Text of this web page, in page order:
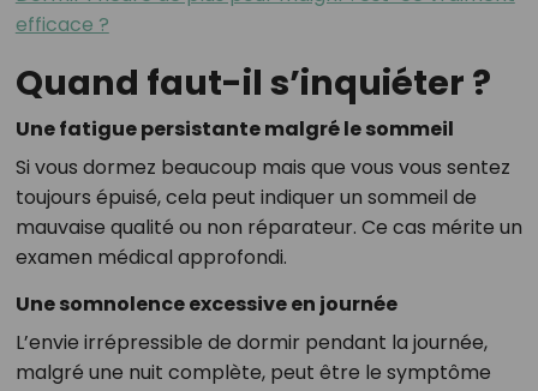
efficace ?
Quand faut-il s’inquiéter ?
Une fatigue persistante malgré le sommeil
Si vous dormez beaucoup mais que vous vous sentez
toujours épuisé, cela peut indiquer un sommeil de
mauvaise qualité ou non réparateur. Ce cas mérite un
examen médical approfondi.
Une somnolence excessive en journée
L’envie irrépressible de dormir pendant la journée,
malgré une nuit complète, peut être le symptôme